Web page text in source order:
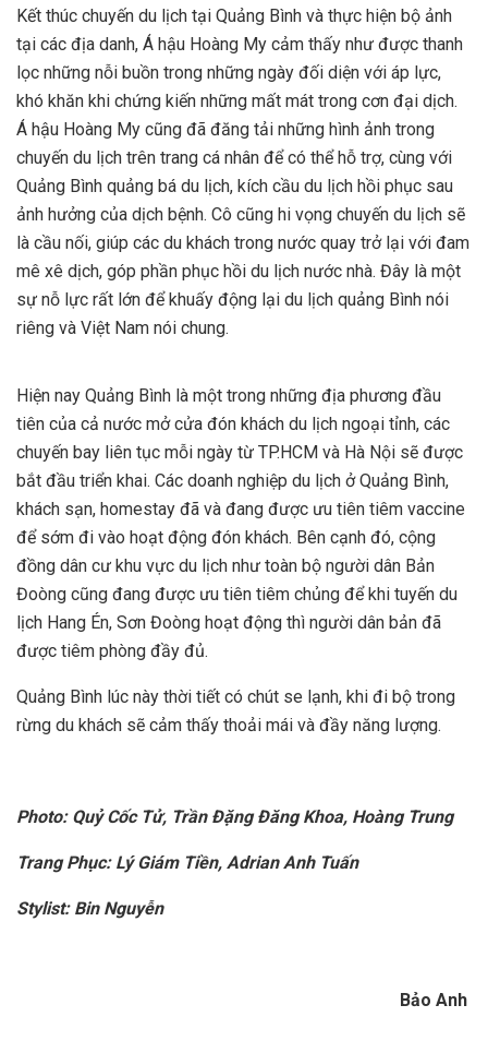
Kết thúc chuyến du lịch tại Quảng Bình và thực hiện bộ ảnh
tại các địa danh, Á hậu Hoàng My cảm thấy như được thanh
lọc những nỗi buồn trong những ngày đối diện với áp lực,
khó khăn khi chứng kiến những mất mát trong cơn đại dịch.
Á hậu Hoàng My cũng đã đăng tải những hình ảnh trong
chuyến du lịch trên trang cá nhân để có thể hỗ trợ, cùng với
Quảng Bình quảng bá du lịch, kích cầu du lịch hồi phục sau
ảnh hưởng của dịch bệnh. Cô cũng hi vọng chuyến du lịch sẽ
là cầu nối, giúp các du khách trong nước quay trở lại với đam
mê xê dịch, góp phần phục hồi du lịch nước nhà. Đây là một
sự nỗ lực rất lớn để khuấy động lại du lịch quảng Bình nói
riêng và Việt Nam nói chung.
Hiện nay Quảng Bình là một trong những địa phương đầu
tiên của cả nước mở cửa đón khách du lịch ngoại tỉnh, các
chuyến bay liên tục mỗi ngày từ TP.HCM và Hà Nội sẽ được
bắt đầu triển khai. Các doanh nghiệp du lịch ở Quảng Bình,
khách sạn, homestay đã và đang được ưu tiên tiêm vaccine
để sớm đi vào hoạt động đón khách. Bên cạnh đó, cộng
đồng dân cư khu vực du lịch như toàn bộ người dân Bản
Đoòng cũng đang được ưu tiên tiêm chủng để khi tuyến du
lịch Hang Én, Sơn Đoòng hoạt động thì người dân bản đã
được tiêm phòng đầy đủ.
Quảng Bình lúc này thời tiết có chút se lạnh, khi đi bộ trong
rừng du khách sẽ cảm thấy thoải mái và đầy năng lượng.
Photo: Quỷ Cốc Tử, Trần Đặng Đăng Khoa, Hoàng Trung
Trang Phục: Lý Giám Tiền, Adrian Anh Tuấn
Stylist: Bin Nguyễn
Bảo Anh